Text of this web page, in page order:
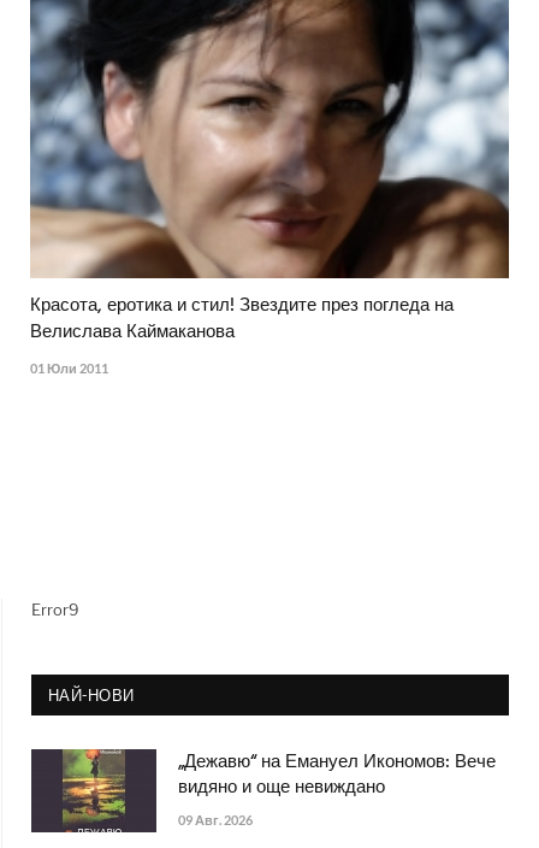
Красота, еротика и стил! Звездите през погледа на
Велислава Каймаканова
01 Юли 2011
Error9
НАЙ-НОВИ
„Дежавю“ на Емануел Икономов: Вече
видяно и още невиждано
09 Авг. 2026